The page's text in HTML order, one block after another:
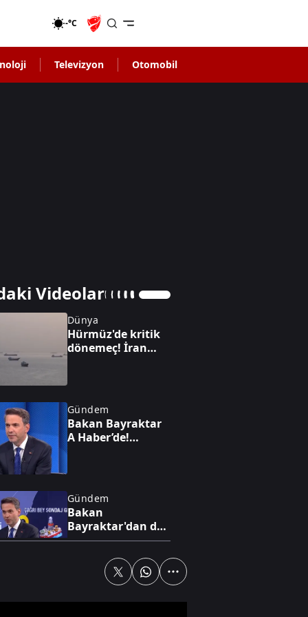
-°C
Televizyon Otomobil
Videolar
Dünya
Hürmüz'de kritik
dönemeç! İran
Gündem
Bakan Bayraktar
A Haber’de!
Bulgaristan'da
sahaya iniyor
Gündem
Bakan
Bayraktar'dan dev
enerji vizyonu!
hedefi, altında 1,4
trilyon dolarlık
Bakan Bayraktar